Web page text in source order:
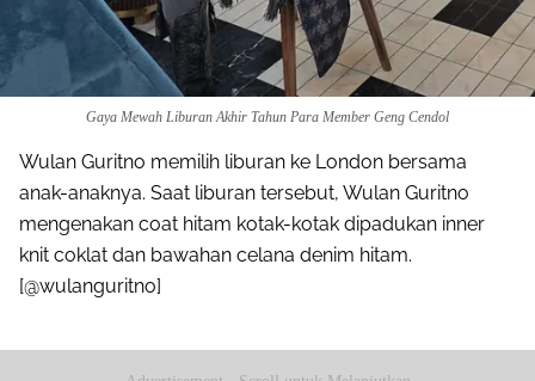
Gaya Mewah Liburan Akhir Tahun Para Member Geng Cendol
Wulan Guritno memilih liburan ke London bersama
anak-anaknya. Saat liburan tersebut, Wulan Guritno
mengenakan coat hitam kotak-kotak dipadukan inner
knit coklat dan bawahan celana denim hitam.
[@wulanguritno]